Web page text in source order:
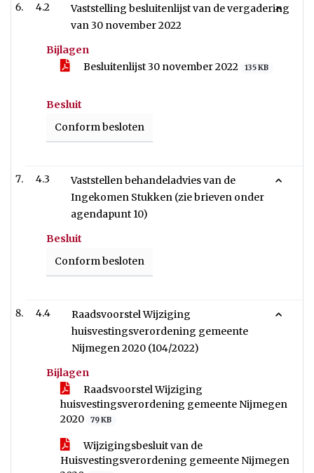
4.2
Vaststelling besluitenlijst van de vergadering
van 30 november 2022
Bijlagen
Besluitenlijst 30 november 2022
135 KB
Besluit
Conform besloten
4.3
Vaststellen behandeladvies van de
Ingekomen Stukken (zie brieven onder
agendapunt 10)
Besluit
Conform besloten
4.4
Raadsvoorstel Wijziging
huisvestingsverordening gemeente
Nijmegen 2020 (104/2022)
Bijlagen
Raadsvoorstel Wijziging
huisvestingsverordening gemeente Nijmegen
2020
79 KB
Wijzigingsbesluit van de
Huisvestingsverordening gemeente Nijmegen